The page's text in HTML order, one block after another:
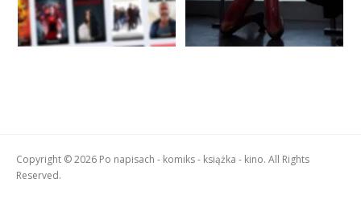
Copyright © 2026 Po napisach - komiks - książka - kino. All Rights
Reserved.